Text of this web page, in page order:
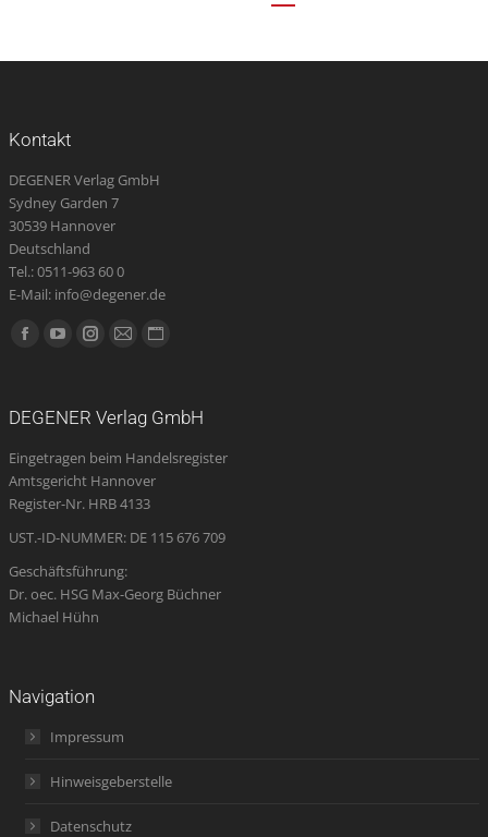
Kontakt
DEGENER Verlag GmbH
Sydney Garden 7
30539 Hannover
Deutschland
Tel.: 0511-963 60 0
E-Mail: info@degener.de
Finden Sie uns auf:
Facebook
in
new
window
YouTube
in
new
window
Instagram
in
new
window
E-
opens
in
new
window
Website
in
new
DEGENER Verlag GmbH
Eingetragen beim Handelsregister
Amtsgericht Hannover
Register-Nr. HRB 4133
UST.-ID-NUMMER: DE 115 676 709
Geschäftsführung:
Dr. oec. HSG Max-Georg Büchner
Michael Hühn
Navigation
Impressum
Hinweisgeberstelle
Datenschutz